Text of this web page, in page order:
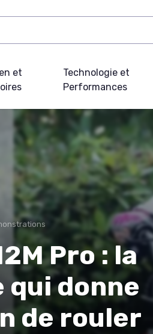
et
Technologie et
Performances
Pro : la
donne
de rouler